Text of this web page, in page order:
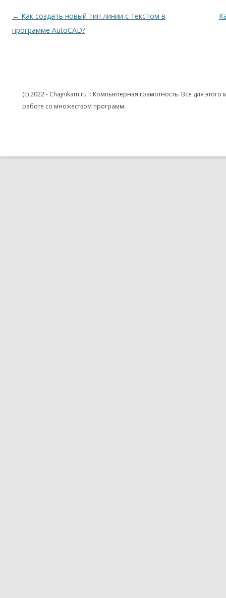
Навигация по записям
← Как создать новый тип линии с текстом в
программе AutoCAD?
(c) 2022 - Chajnikam.ru :: Компьютерная грамотность. Все для
работе со множеством программ.